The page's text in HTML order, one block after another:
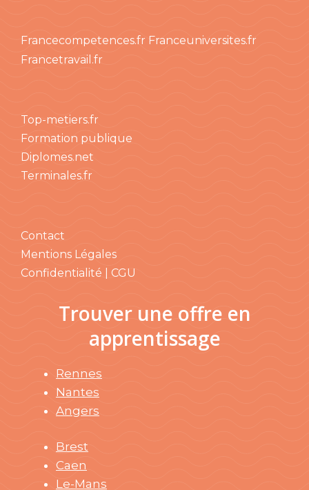
Francecompetences.fr Franceuniversites.fr
Francetravail.fr
Top-metiers.fr
Formation publique
Diplomes.net
Terminales.fr
Contact
Mentions Légales
Confidentialité | CGU
Trouver une offre en
apprentissage
Rennes
Nantes
Angers
Brest
Caen
Le-Mans